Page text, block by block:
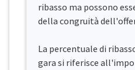
ribasso ma possono
della congruità
La percentuale di
gara si riferisce